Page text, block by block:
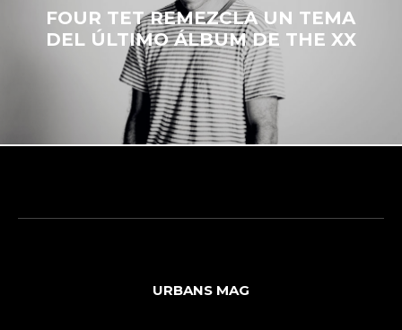
FOUR TET REMEZCLA UN TEMA
DEL ÚLTIMO ÁLBUM DE THE XX
URBANS MAG